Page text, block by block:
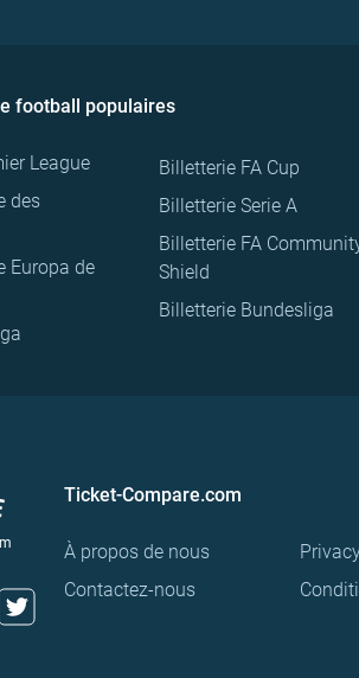
football populaires
League
des
Europa de
Billetterie FA Cup
Billetterie Serie A
Billetterie FA
Shield
Billetterie Bundesliga
Ticket-Compare.com
À propos de nous
Contactez-nous